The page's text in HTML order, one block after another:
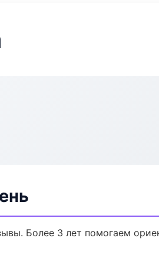
Более 3 лет помогаем